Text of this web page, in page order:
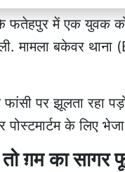
फतेहपुर में एक युवक
मामला बकेवर
पर झूलता रहा
के लिए
ग़म का सागर